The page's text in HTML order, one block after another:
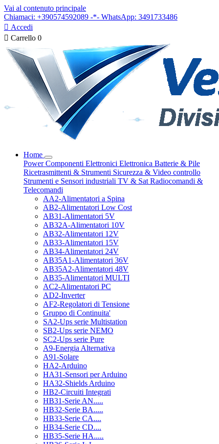
Vai al contenuto principale
Chiamaci: +390574592089 -*- WhatsApp: 3491733486
 Accedi
 Carrello 0
Home
PowerComponenti Elettronici Elettronica Batterie & Pile
Ricetrasmittenti & Strumenti Sicurezza & Video controllo
Strumenti e Sensori industriali TV & Sat Radiocomandi &
Telecomandi
AA2-Alimentatori a Spina
AB2-Alimentatori Low Cost
AB31-Alimentatori 5V
AB32A-Alimentatori 10V
AB32-Alimentatori 12V
AB33-Alimentatori 15V
AB34-Alimentatori 24V
AB35A1-Alimentatori 36V
AB35A2-Alimentatori 48V
AB35-Alimentatori MULTI
AC2-Alimentatori PC
AD2-Inverter
AF2-Regolatori di Tensione
Gruppo di Continuita'
SA2-Ups serie Multistation
SB2-Ups serie NEMO
SC2-Ups serie Pure
A9-Energia Alternativa
A91-Solare
HA2-Arduino
HA31-Sensori per Arduino
HA32-Shields Arduino
HB2-Circuiti Integrati
HB31-Serie AN.....
HB32-Serie BA.....
HB33-Serie CA....
HB34-Serie CD....
HB35-Serie HA.....